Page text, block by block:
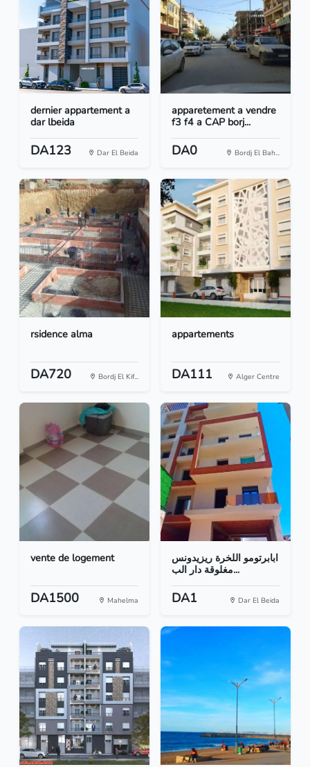
dernier appartement a
dar lbeida
DA123 Dar El Beida
apparetement a vendre
f3 f4 a CAP borj...
DA0 Bordj El Bah...
rsidence alma
DA720 Bordj El Kif...
appartements
DA111 Alger Centre
vente de logement
DA1500 Mahelma
ابابرتومو اللخرة ريزيدونس
مغلوقة دار الب...
DA1 Dar El Beida